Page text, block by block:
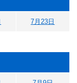
7月23日